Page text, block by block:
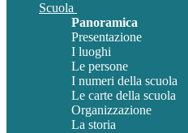
Scuola
Panoramica
Presentazione
I luoghi
Le persone
I numeri della scuola
Le carte della scuola
Organizzazione
La storia